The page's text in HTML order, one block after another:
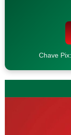
Chave Pix: